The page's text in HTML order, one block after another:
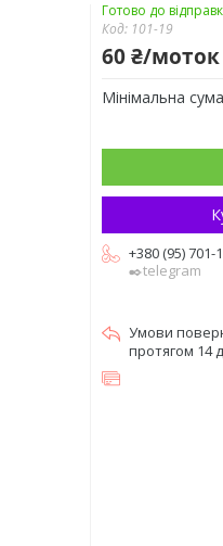
Готово до
Код: 101-19
60 ₴/моток
Мінімальна
+380 (95) 701-
✒️telegram
протягом 14